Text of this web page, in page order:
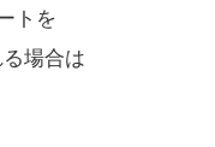
トを
場合は